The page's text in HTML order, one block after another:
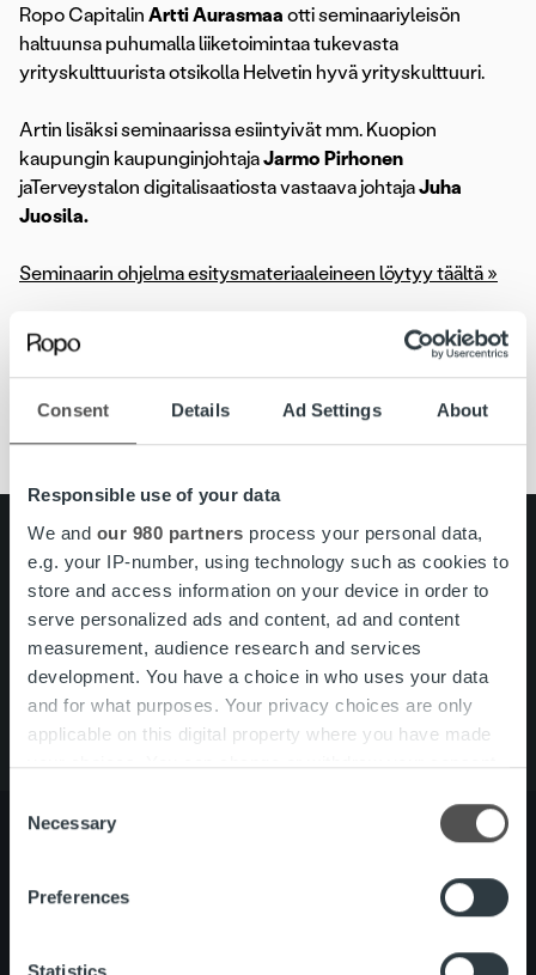
Consent Details Ad Settings About
Responsible use of your data
We and our 980 partners process your personal data,
e.g. your IP-number, using technology such as cookies to
store and access information on your device in order to
serve personalized ads and content, ad and content
measurement, audience research and services
development. You have a choice in who uses your data
and for what purposes. Your privacy choices are only
applicable on this digital property where you have made
your choices. You can change or withdraw your consent
the Privacy trigger icon.
Find out more about how your personal data is processed
and set your preferences in the
We use cookies to personalise content and ads, to
Selection
Necessary
Preferences
Ropo Capitalin Artti Aurasmaa otti seminaariyleisön
haltuunsa puhumalla liiketoimintaa tukevasta
yrityskulttuurista otsikolla Helvetin hyvä yrityskulttuuri.
Artin lisäksi seminaarissa esiintyivät mm. Kuopion
kaupungin kaupunginjohtajaJarmo Pirhonen
jaTerveystalon digitalisaatiosta vastaava johtajaJuha
Juosila.
Seminaarin ohjelma esitysmateriaaleineen löytyy täältä »
teejotaintoisin
Pikalinkit
Yhteystiedot
Ura Ropolla
Palvelut
Tietoa meistä
Search for:
Tietoa meistä